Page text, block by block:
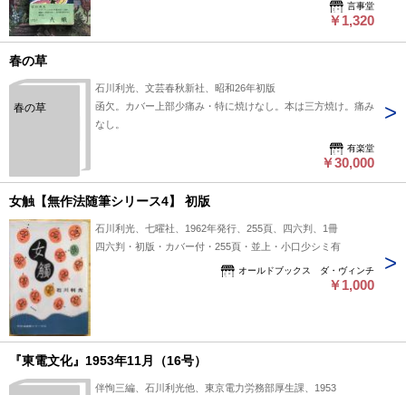
言事堂
￥1,320
春の草
春の草
石川利光、文芸春秋新社、昭和26年初版
函欠。カバー上部少痛み・特に焼けなし。本は三方焼け。痛み
なし。
有楽堂
￥30,000
女触【無作法随筆シリース4】 初版
石川利光、七曜社、1962年発行、255頁、四六判、1冊
四六判・初版・カバー付・255頁・並上・小口少シミ有
オールドブックス ダ・ヴィンチ
￥1,000
『東電文化』1953年11月（16号）
伴恂三編、石川利光他、東京電力労務部厚生課、1953